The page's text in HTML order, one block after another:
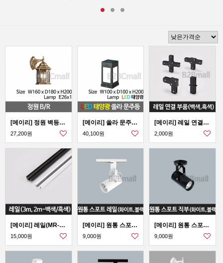
[메이리] 정원 벽등 B/R (MR-132-03)
27,200원
[메이리] 쏠라 문주등 (MR-128-04) 태양광
40,100원
[메이리] 레일 연결부품(MR-119)
2,000원
[메이리] 레일(MR-119)
15,000원
[메이리] 원통 스포트 레일 -화이트/블랙 (MR-119-13)
9,000원
[메이리] 원통 스포트 직부 -화이트/블랙 (MR-119-12)
9,000원